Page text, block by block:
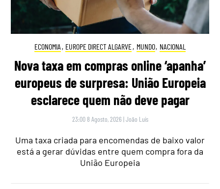
ECONOMIA , EUROPE DIRECT ALGARVE, MUNDO, NACIONAL
Nova taxa em compras online ‘apanha’
europeus de surpresa: União Europeia
esclarece quem não deve pagar
23:00 8 Agosto, 2026 |João Luís
Uma taxa criada para encomendas de baixo valor
está a gerar dúvidas entre quem compra fora da
União Europeia